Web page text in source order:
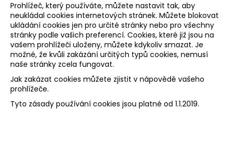
Prohlížeč, který používáte, můžete nastavit tak, aby
neukládal cookies internetových stránek. Můžete blokovat
ukládání cookies jen pro určité stránky nebo pro všechny
stránky podle vašich preferencí. Cookies, které již jsou na
vašem prohlížeči uloženy, můžete kdykoliv smazat. Je
možné, že kvůli zakázání určitých typů cookies, nemusí
naše stránky zcela fungovat.
Jak zakázat cookies můžete zjistit v nápovědě vašeho
prohlížeče.
Tyto zásady používání cookies jsou platné od 1.1.2019.